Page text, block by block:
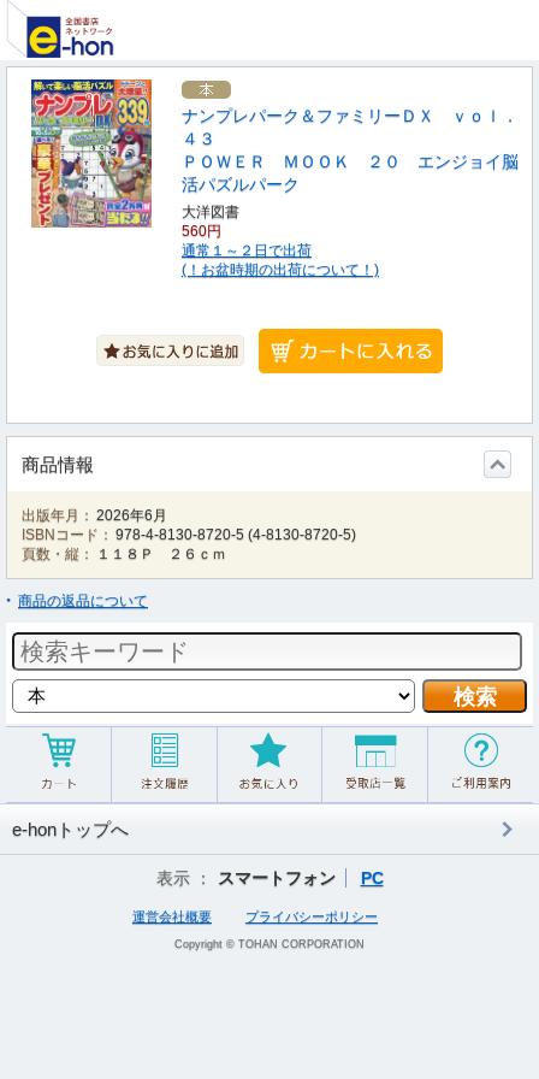
ナンプレパーク＆ファミリーＤＸ ｖｏｌ．
４３
ＰＯＷＥＲ ＭＯＯＫ ２０ エンジョイ脳
活パズルパーク
大洋図書
560円
通常１～２日で出荷
(！お盆時期の出荷について！)
商品情報
出版年月： 2026年6月
ISBNコード： 978-4-8130-8720-5 (4-8130-8720-5)
頁数・縦：
１１８Ｐ ２６ｃｍ
商品の返品について
e-honトップへ
表示 ： スマートフォン PC
運営会社概要 プライバシーポリシー
Copyright © TOHAN CORPORATION